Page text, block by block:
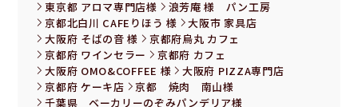
東京都 アロマ専門店様
浪芳庵 様 パン工房
京都北白川 CAFEりほう 様
大阪市 家具店
大阪府 そばの音 様
京都府烏丸 カフェ
京都府 ワインセラー
京都府 カフェ
大阪府 OMO&COFFEE 様
大阪府 PIZZA専門店
京都府 ケーキ店
京都 焼肉 南山様
千葉県 ベーカリーのぞみパンデリア様